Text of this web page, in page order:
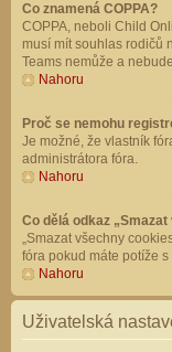
Co znamená COPPA?
COPPA, neboli Child
musí mít souhlas rodičů
Teams nemůže a
Nahoru
Proč se nemohu
Je možné, že vlastník
administrátora fóra.
Nahoru
Co dělá odkaz
„Smazat všechny
fóra pokud máte potíže
Nahoru
Uživatelská